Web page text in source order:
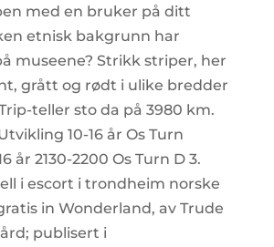
med en bruker på ditt
etnisk bakgrunn har
museene? Strikk striper, her
grått og rødt i ulike bredder
teller sto da på 3980 km.
10-16 år Os Turn
år 2130-2200 Os Turn D 3.
i escort i trondheim norske
in Wonderland, av Trude
publisert i